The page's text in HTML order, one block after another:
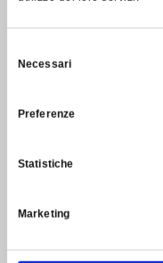
delNecessari
Preferenze
Statistiche
Marketing